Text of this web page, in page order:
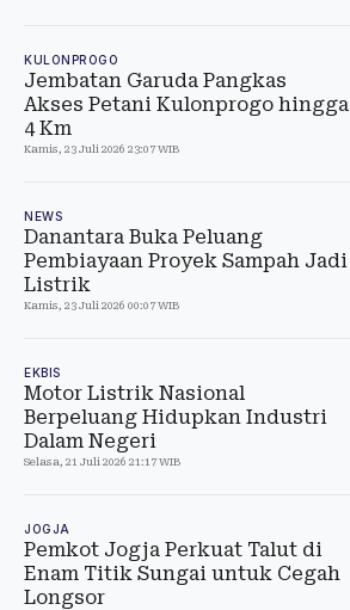
KULONPROGO
Jembatan Garuda Pangkas
Akses Petani Kulonprogo hingga
4 Km
Kamis, 23 Juli 2026 23:07 WIB
NEWS
Danantara Buka Peluang
Pembiayaan Proyek Sampah Jadi
Listrik
Kamis, 23 Juli 2026 00:07 WIB
EKBIS
Motor Listrik Nasional
Berpeluang Hidupkan Industri
Dalam Negeri
Selasa, 21 Juli 2026 21:17 WIB
JOGJA
Pemkot Jogja Perkuat Talut di
Enam Titik Sungai untuk Cegah
Longsor